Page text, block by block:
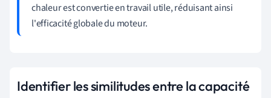
chaleur est convertie en travail utile, réduisant ainsi
l'efficacité globale du moteur.
Identifier les similitudes entre la capacité